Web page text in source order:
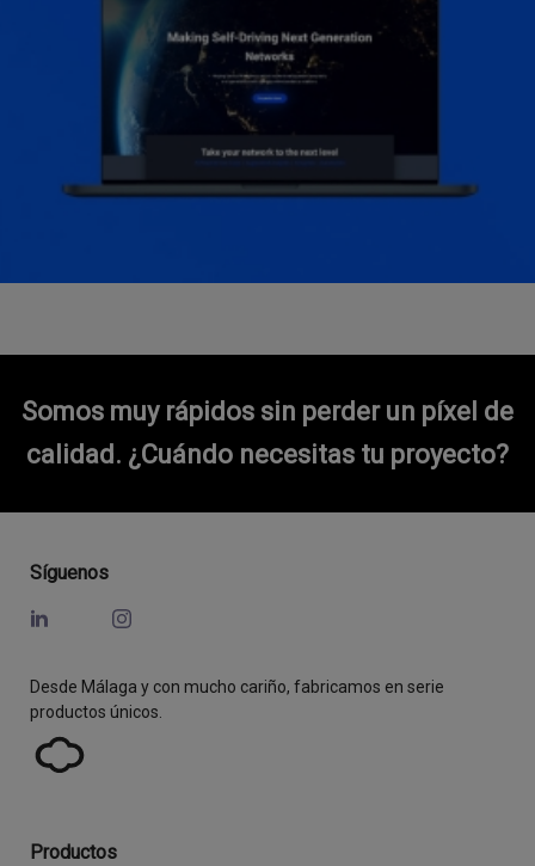
Somos muy rápidos sin perder un píxel de
calidad. ¿Cuándo necesitas tu proyecto?
Síguenos
Desde Málaga y con mucho cariño, fabricamos en serie
productos únicos.
Productos